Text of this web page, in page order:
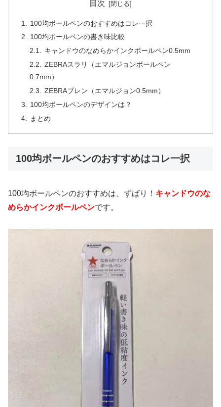
目次
100均ボールペンのおすすめはコレ一択
100均ボールペンの書き味比較
キャンドウのなめらかインクボールペン0.5mm
ZEBRAスラリ（エマルジョンボールペン
0.7mm）
ZEBRAブレン（エマルジョン0.5mm）
100均ボールペンのデザインは？
まとめ
100均ボールペンのおすすめはコレ一択
100均ボールペンのおすすめは、ずばり！ キャンドウのな
めらかインクボールペンです。